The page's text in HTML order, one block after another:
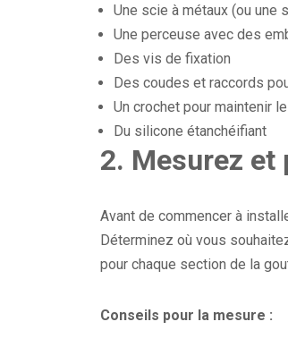
Une scie à métaux (ou une
Une perceuse avec des
Des vis de fixation
Des coudes et raccords
Un crochet pour maintenir
Du silicone étanchéifiant
2. Mesurez et
Avant de commencer à
Déterminez où vous
pour chaque section de la
Conseils pour la mesure :